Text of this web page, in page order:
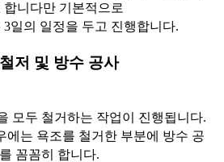
합니다만 기본적으로
일의 일정을 두고 진행합니다.
저 및 방수 공사
모두 철거하는 작업이 진행됩니다.
에는 욕조를 철거한 부분에 방수 공
꼼꼼히 합니다.